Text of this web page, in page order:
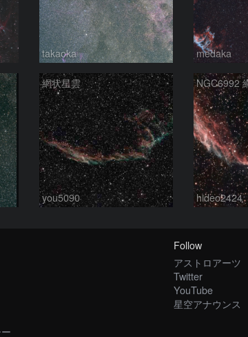
takaoka medaka
網状星雲
you5090
NGC6992
hideo2424
Follow
アストロアーツ
Twitter
YouTube
星空アナウンス